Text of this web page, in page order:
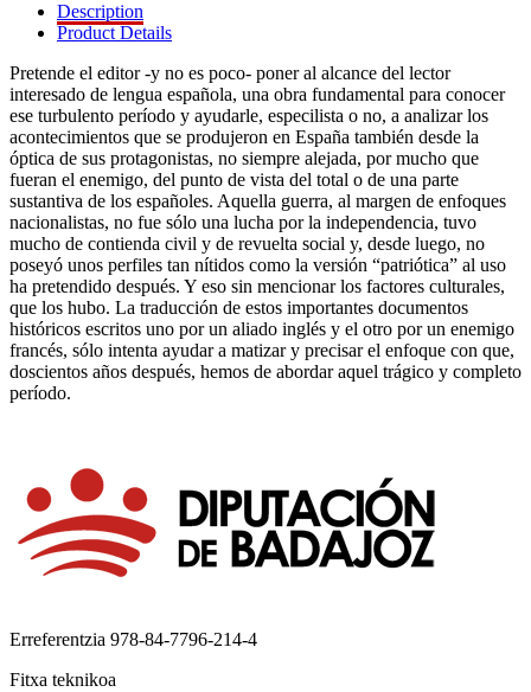
Description
Product Details
Pretende el editor -y no es poco- poner al alcance del lector
interesado de lengua española, una obra fundamental para conocer
ese turbulento período y ayudarle, especilista o no, a analizar los
acontecimientos que se produjeron en España también desde la
óptica de sus protagonistas, no siempre alejada, por mucho que
fueran el enemigo, del punto de vista del total o de una parte
sustantiva de los españoles. Aquella guerra, al margen de enfoques
nacionalistas, no fue sólo una lucha por la independencia, tuvo
mucho de contienda civil y de revuelta social y, desde luego, no
poseyó unos perfiles tan nítidos como la versión “patriótica” al uso
ha pretendido después. Y eso sin mencionar los factores culturales,
que los hubo. La traducción de estos importantes documentos
históricos escritos uno por un aliado inglés y el otro por un enemigo
francés, sólo intenta ayudar a matizar y precisar el enfoque con que,
doscientos años después, hemos de abordar aquel trágico y completo
período.
Erreferentzia 978-84-7796-214-4
Fitxa teknikoa